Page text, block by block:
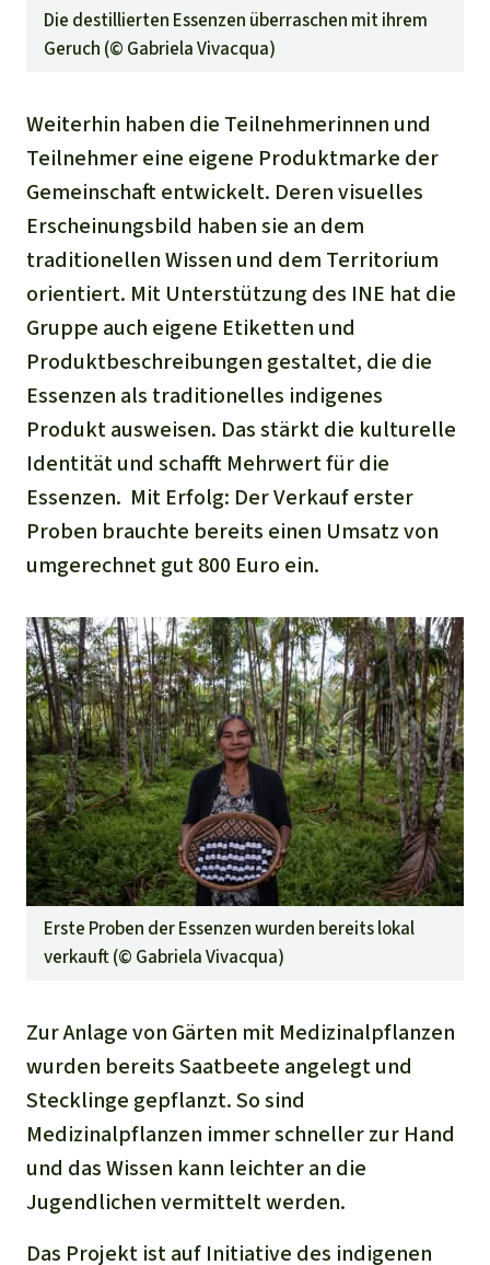
Die destillierten Essenzen überraschen mit ihrem
Geruch (© Gabriela Vivacqua)
Weiterhin haben die Teilnehmerinnen und
Teilnehmer eine eigene Produktmarke der
Gemeinschaft entwickelt. Deren visuelles
Erscheinungsbild haben sie an dem
traditionellen Wissen und dem Territorium
orientiert. Mit Unterstützung des INE hat die
Gruppe auch eigene Etiketten und
Produktbeschreibungen gestaltet, die die
Essenzen als traditionelles indigenes
Produkt ausweisen. Das stärkt die kulturelle
Identität und schafft Mehrwert für die
Essenzen. Mit Erfolg: Der Verkauf erster
Proben brauchte bereits einen Umsatz von
umgerechnet gut 800 Euro ein.
Erste Proben der Essenzen wurden bereits lokal
verkauft (© Gabriela Vivacqua)
Zur Anlage von Gärten mit Medizinalpflanzen
wurden bereits Saatbeete angelegt und
Stecklinge gepflanzt. So sind
Medizinalpflanzen immer schneller zur Hand
und das Wissen kann leichter an die
Jugendlichen vermittelt werden.
Das Projekt ist auf Initiative des indigenen